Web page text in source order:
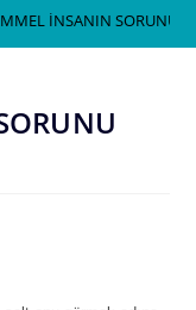
İNSANIN SORUNU